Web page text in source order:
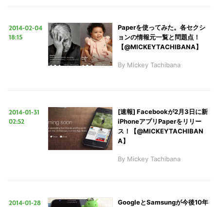
2014-02-04
18:15
Paperを使ってみた。各セクシ
ョンの情報元一覧と問題点！
【@MICKEYTACHIBANA】
By Mickey Tachibana
2014-01-31
02:52
[速報] Facebookが2月3日に新
iPhoneアプリPaperをリリー
ス！【@MICKEYTACHIBAN
A】
By Mickey Tachibana
2014-01-28
GoogleとSamsungが今後10年